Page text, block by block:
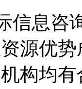
信息咨
源优
构均